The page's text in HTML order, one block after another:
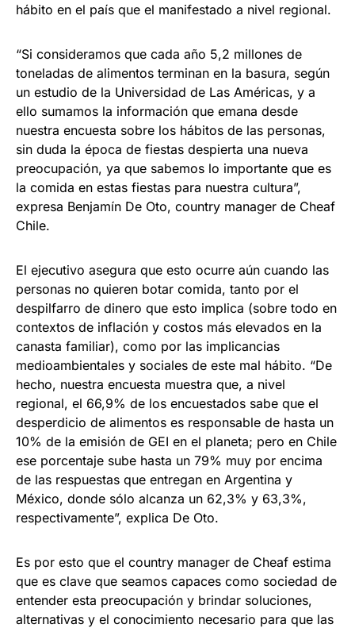
hábito en el país que el manifestado a nivel regional.
“Si consideramos que cada año 5,2 millones de
toneladas de alimentos terminan en la basura, según
un estudio de la Universidad de Las Américas, y a
ello sumamos la información que emana desde
nuestra encuesta sobre los hábitos de las personas,
sin duda la época de fiestas despierta una nueva
preocupación, ya que sabemos lo importante que es
la comida en estas fiestas para nuestra cultura”,
expresa Benjamín De Oto, country manager de Cheaf
Chile.
El ejecutivo asegura que esto ocurre aún cuando las
personas no quieren botar comida, tanto por el
despilfarro de dinero que esto implica (sobre todo en
contextos de inflación y costos más elevados en la
canasta familiar), como por las implicancias
medioambientales y sociales de este mal hábito. “De
hecho, nuestra encuesta muestra que, a nivel
regional, el 66,9% de los encuestados sabe que el
desperdicio de alimentos es responsable de hasta un
10% de la emisión de GEI en el planeta; pero en Chile
ese porcentaje sube hasta un 79% muy por encima
de las respuestas que entregan en Argentina y
México, donde sólo alcanza un 62,3% y 63,3%,
respectivamente”, explica De Oto.
Es por esto que el country manager de Cheaf estima
que es clave que seamos capaces como sociedad de
entender esta preocupación y brindar soluciones,
alternativas y el conocimiento necesario para que las